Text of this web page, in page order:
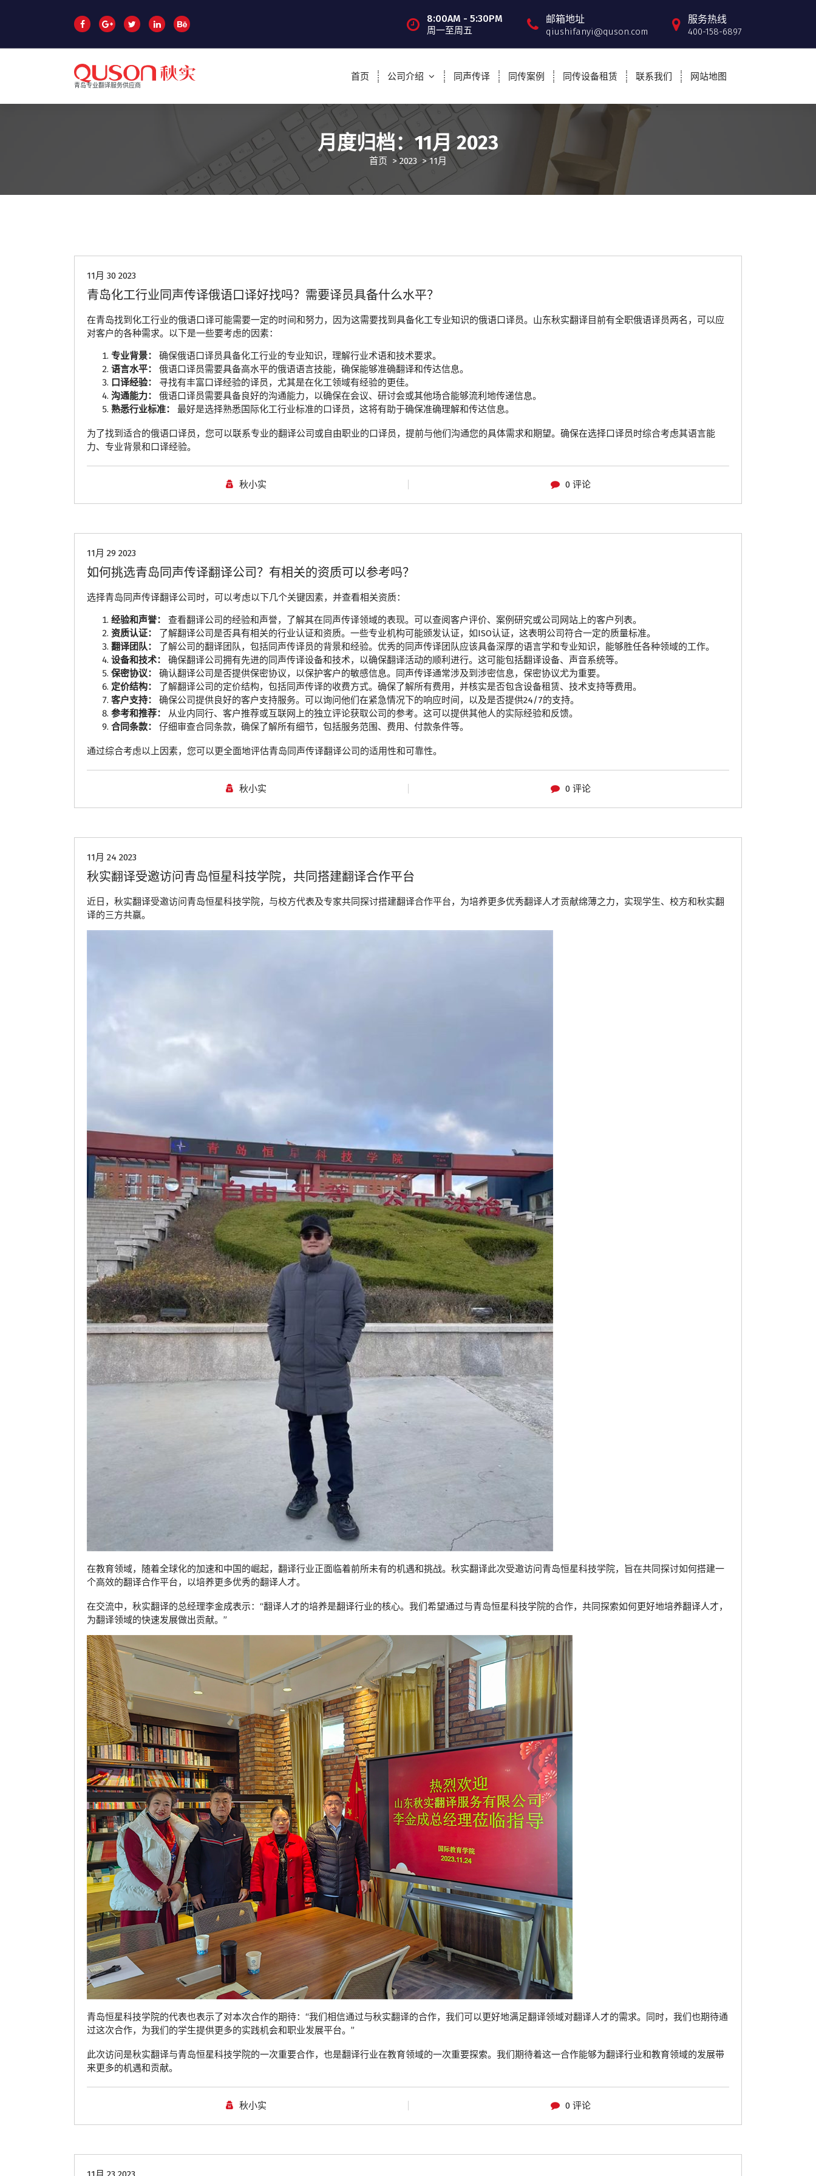
文
8:00AM - 5:30PM
周一至周五
邮箱地址
qiushifanyi@quson.com
服务热线
400-158-6897
青岛专业翻译服务供应商
首页 公司介绍 同声传译 同传案例 同传设备租赁 联系我们 网站地图
月度归档：11月 2023
首页 >2023>11月
11月 30 2023
青岛化工行业同声传译俄语口译好找吗？需要译员具备什么水平？
在青岛找到化工行业的俄语口译可能需要一定的时间和努力，因为这需要找到具备化工专业知识的俄语口译员。山东秋实翻译目前有全职俄语译员两名，可以应
对客户的各种需求。以下是一些要考虑的因素：
专业背景：
确保俄语口译员具备化工行业的专业知识，理解行业术语和技术要求。
语言水平：
俄语口译员需要具备高水平的俄语语言技能，确保能够准确翻译和传达信息。
口译经验：
寻找有丰富口译经验的译员，尤其是在化工领域有经验的更佳。
沟通能力：
俄语口译员需要具备良好的沟通能力，以确保在会议、研讨会或其他场合能够流利地传递信息。
熟悉行业标准：
最好是选择熟悉国际化工行业标准的口译员，这将有助于确保准确理解和传达信息。
为了找到适合的俄语口译员，您可以联系专业的翻译公司或自由职业的口译员，提前与他们沟通您的具体需求和期望。确保在选择口译员时综合考虑其语言能
力、专业背景和口译经验。
秋小实 0 评论
11月 29 2023
如何挑选青岛同声传译翻译公司？有相关的资质可以参考吗？
选择青岛同声传译翻译公司时，可以考虑以下几个关键因素，并查看相关资质：
经验和声誉：
查看翻译公司的经验和声誉，了解其在同声传译领域的表现。可以查阅客户评价、案例研究或公司网站上的客户列表。
资质认证：
了解翻译公司是否具有相关的行业认证和资质。一些专业机构可能颁发认证，如ISO认证，这表明公司符合一定的质量标准。
翻译团队：
了解公司的翻译团队，包括同声传译员的背景和经验。优秀的同声传译团队应该具备深厚的语言学和专业知识，能够胜任各种领域的工作。
设备和技术：
确保翻译公司拥有先进的同声传译设备和技术，以确保翻译活动的顺利进行。这可能包括翻译设备、声音系统等。
保密协议：
确认翻译公司是否提供保密协议，以保护客户的敏感信息。同声传译通常涉及到涉密信息，保密协议尤为重要。
定价结构：
了解翻译公司的定价结构，包括同声传译的收费方式。确保了解所有费用，并核实是否包含设备租赁、技术支持等费用。
客户支持：
确保公司提供良好的客户支持服务。可以询问他们在紧急情况下的响应时间，以及是否提供24/7的支持。
参考和推荐：
从业内同行、客户推荐或互联网上的独立评论获取公司的参考。这可以提供其他人的实际经验和反馈。
合同条款：
仔细审查合同条款，确保了解所有细节，包括服务范围、费用、付款条件等。
通过综合考虑以上因素，您可以更全面地评估青岛同声传译翻译公司的适用性和可靠性。
秋小实 0 评论
11月 24 2023
秋实翻译受邀访问青岛恒星科技学院，共同搭建翻译合作平台
近日，秋实翻译受邀访问青岛恒星科技学院，与校方代表及专家共同探讨搭建翻译合作平台，为培养更多优秀翻译人才贡献绵薄之力，实现学生、校方和秋实翻
译的三方共赢。
在教育领域，随着全球化的加速和中国的崛起，翻译行业正面临着前所未有的机遇和挑战。秋实翻译此次受邀访问青岛恒星科技学院，旨在共同探讨如何搭建一
个高效的翻译合作平台，以培养更多优秀的翻译人才。
在交流中，秋实翻译的总经理李金成表示：“翻译人才的培养是翻译行业的核心。我们希望通过与青岛恒星科技学院的合作，共同探索如何更好地培养翻译人才，
为翻译领域的快速发展做出贡献。”
青岛恒星科技学院的代表也表示了对本次合作的期待：“我们相信通过与秋实翻译的合作，我们可以更好地满足翻译领域对翻译人才的需求。同时，我们也期待通
过这次合作，为我们的学生提供更多的实践机会和职业发展平台。”
此次访问是秋实翻译与青岛恒星科技学院的一次重要合作，也是翻译行业在教育领域的一次重要探索。我们期待着这一合作能够为翻译行业和教育领域的发展带
来更多的机遇和贡献。
秋小实 0 评论